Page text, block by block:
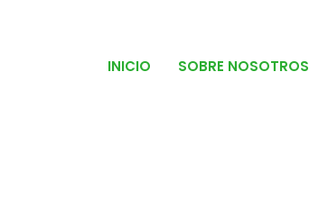
INICIO SOBRE NOSOTROS